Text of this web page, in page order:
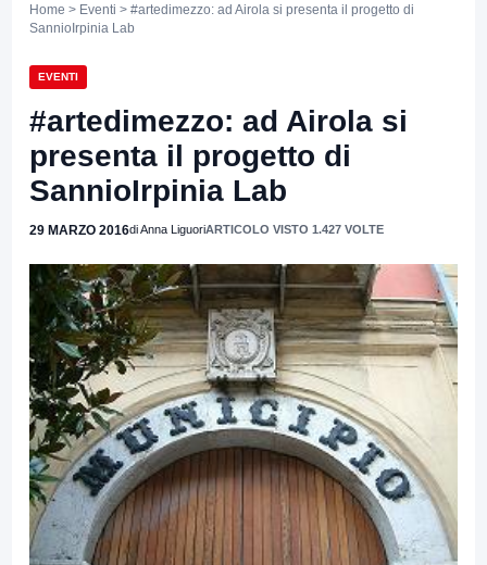
Home > Eventi > #artedimezzo: ad Airola si presenta il progetto di
SannioIrpinia Lab
EVENTI
#artedimezzo: ad Airola si
presenta il progetto di
SannioIrpinia Lab
29 MARZO 2016di Anna LiguoriARTICOLO VISTO 1.427 VOLTE